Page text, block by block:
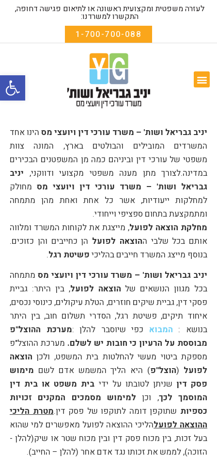
פתח
לעזרה משפטית ומקצועית ראשונה או לתיאום פגישה דחופה,
התקשרו למשרדנו:
1-700-700-088
יניב גבריאל ושות' – משרד עורכי דין ויועצי מס הינו אחד
המשרדים המובילים והבולטים בארץ, המונה צוות
משפטי של עורכי דין וביניהם כמה מן המשפטנים הבכירים
במדינה.לצורך מתן מענה משפטי מקצועי ודווקני, יניב
גבריאל ושות' – משרד עורכי דין ויועצי מס מחולק
למחלקות ייעודיות, אשר כל אחת ואחת מהן מתמחה
ומתמקצעת בתחום ספציפי וייחודי.
מחלקת הוצאה לפועל, מייצגת את לקוחות המשרד ומלווה
אותם בכל שלבי ההוצאה לפועל הן כחייבים והן כזוכים.
בנוסף מייצג המשרד חייבים בהליכי פשיטת רגל.
יניב גבריאל ושות' – משרד עורכי דין ויועצי מס מתמחה
בכל מגוון הנושאים של הוצאה לפועל, בין היתר: גביית
פסקי דין, גביית שיקים חוזרים, הטלת עיקולים, כינוסי נכסים,
איחוד תיקים, פשיטת רגל, הסדרי תשלום חוב, בין היתר
בנושא : המבוא כפי שיוסבר להלן :מערכת ההוצל"פ
מבוססת על הרעיון כי חובות יש לשלם. מערכת ההוצל"פ
מספקת ביטוי מעשי להחלטות בית המשפט, ולכןהוצאה
לפועל (הוצל"פ) היא הליך המשמש אדם לשם מימוש
פסק דין שניתן לטובתו על ידי בית משפט או בית דין
המוסמך לכך, וכן למימוש מסמכים המקנים זכויות
כספיות שתוקפן דומה לתוקפו של פסק דין.מטרת הליכי
ההוצאה לפועלהליכי ההוצאה לפועל מאפשרים למי שהוא
בעל זכות, בין מכוח פסק דין ובין מכוח שטר או שיק(להלן -
הזוכה), לממש את זכותו נגד אדם אחר (להלן – החייב).